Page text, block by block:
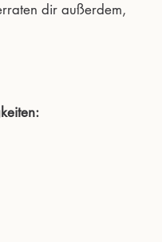
dir außerdem,